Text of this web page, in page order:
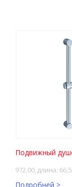
Подвижный
972.00, длина:
Подробней >